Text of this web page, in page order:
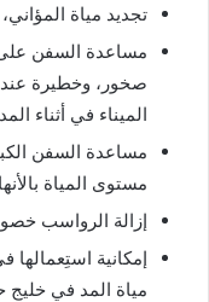
تجديد مياة
مساعدة السفن على
صخور، وخطيرة عند
الميناء في أثناء
مساعدة السفن
مستوى المياة
إزالة الرواسب
إمكانية استِعمالها
مياة المد في خليج